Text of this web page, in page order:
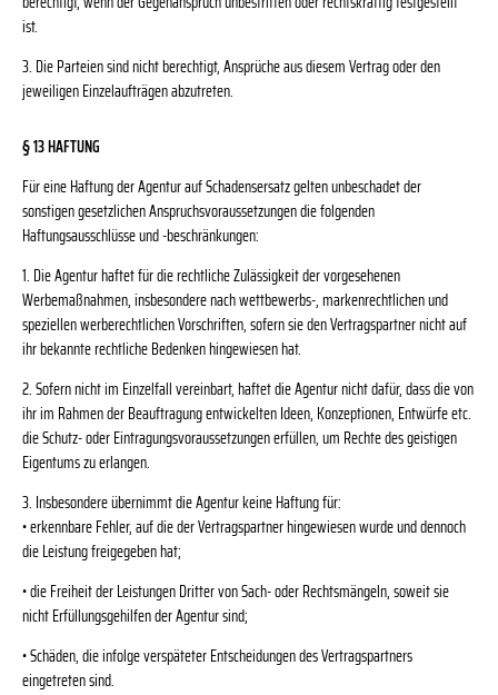
ist.
3. Die Parteien sind nicht berechtigt, Ansprüche aus diesem Vertrag oder den
jeweiligen Einzelaufträgen abzutreten.
§ 13 HAFTUNG
Für eine Haftung der Agentur auf Schadensersatz gelten unbeschadet der
sonstigen gesetzlichen Anspruchsvoraussetzungen die folgenden
Haftungsausschlüsse und -beschränkungen:
1. Die Agentur haftet für die rechtliche Zulässigkeit der vorgesehenen
Werbemaßnahmen, insbesondere nach wettbewerbs-, markenrechtlichen und
speziellen werberechtlichen Vorschriften, sofern sie den Vertragspartner nicht auf
ihr bekannte rechtliche Bedenken hingewiesen hat.
2. Sofern nicht im Einzelfall vereinbart, haftet die Agentur nicht dafür, dass die von
ihr im Rahmen der Beauftragung entwickelten Ideen, Konzeptionen, Entwürfe etc.
die Schutz- oder Eintragungsvoraussetzungen erfüllen, um Rechte des geistigen
Eigentums zu erlangen.
3. Insbesondere übernimmt die Agentur keine Haftung für:
• erkennbare Fehler, auf die der Vertragspartner hingewiesen wurde und dennoch
die Leistung freigegeben hat;
• die Freiheit der Leistungen Dritter von Sach- oder Rechtsmängeln, soweit sie
nicht Erfüllungsgehilfen der Agentur sind;
• Schäden, die infolge verspäteter Entscheidungen des Vertragspartners
eingetreten sind.